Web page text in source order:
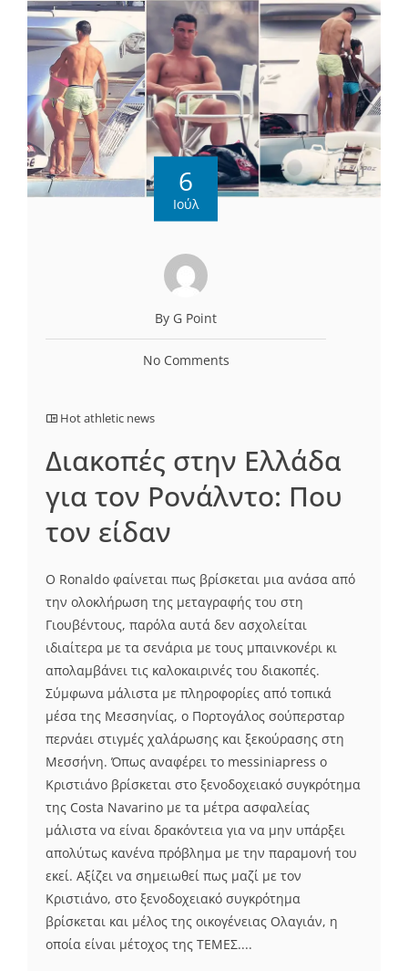
6
Ιούλ
By G Point
No Comments
Hot athletic news
Διακοπές στην Ελλάδα
για τον Ρονάλντο: Που
τον είδαν
O Ronaldo φαίνεται πως βρίσκεται μια ανάσα από
την ολοκλήρωση της μεταγραφής του στη
Γιουβέντους, παρόλα αυτά δεν ασχολείται
ιδιαίτερα με τα σενάρια με τους μπαινκονέρι κι
απολαμβάνει τις καλοκαιρινές του διακοπές.
Σύμφωνα μάλιστα με πληροφορίες από τοπικά
μέσα της Μεσσηνίας, ο Πορτογάλος σούπερσταρ
περνάει στιγμές χαλάρωσης και ξεκούρασης στη
Μεσσήνη. Όπως αναφέρει το messiniapress ο
Κριστιάνο βρίσκεται στο ξενοδοχειακό συγκρότημα
της Costa Navarino με τα μέτρα ασφαλείας
μάλιστα να είναι δρακόντεια για να μην υπάρξει
απολύτως κανένα πρόβλημα με την παραμονή του
εκεί. Αξίζει να σημειωθεί πως μαζί με τον
Κριστιάνο, στο ξενοδοχειακό συγκρότημα
βρίσκεται και μέλος της οικογένειας Ολαγιάν, η
οποία είναι μέτοχος της ΤΕΜΕΣ....